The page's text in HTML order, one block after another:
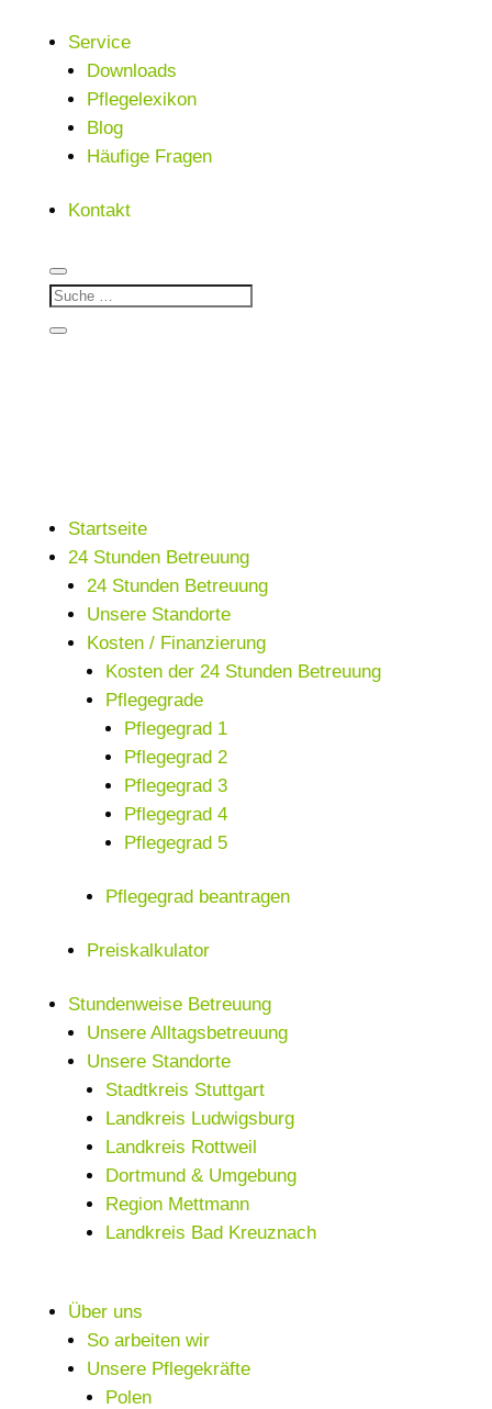
Service
Downloads
Pflegelexikon
Blog
Häufige Fragen
Kontakt
Startseite
24 Stunden Betreuung
24 Stunden Betreuung
Unsere Standorte
Kosten / Finanzierung
Kosten der 24 Stunden Betreuung
Pflegegrade
Pflegegrad 1
Pflegegrad 2
Pflegegrad 3
Pflegegrad 4
Pflegegrad 5
Pflegegrad beantragen
Preiskalkulator
Stundenweise Betreuung
Unsere Alltagsbetreuung
Unsere Standorte
Stadtkreis Stuttgart
Landkreis Ludwigsburg
Landkreis Rottweil
Dortmund & Umgebung
Region Mettmann
Landkreis Bad Kreuznach
Über uns
So arbeiten wir
Unsere Pflegekräfte
Polen